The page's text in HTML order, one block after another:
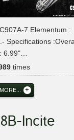
7 Elementum :
Specifications
6.99"…
times
Incite